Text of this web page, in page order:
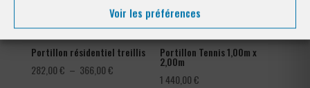
Voir les préférences
Portillon résidentiel treillis
282,00€ – 366,00€Plage
Portillon Tennis 1,00m x
2,00m
1 440,00€